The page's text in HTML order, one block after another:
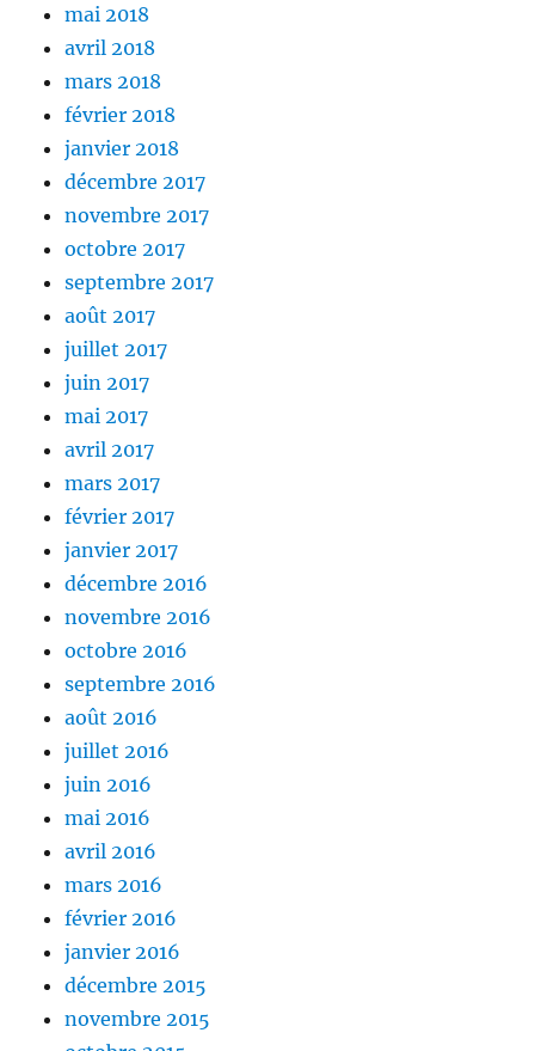
mai 2018
avril 2018
mars 2018
février 2018
janvier 2018
décembre 2017
novembre 2017
octobre 2017
septembre 2017
août 2017
juillet 2017
juin 2017
mai 2017
avril 2017
mars 2017
février 2017
janvier 2017
décembre 2016
novembre 2016
octobre 2016
septembre 2016
août 2016
juillet 2016
juin 2016
mai 2016
avril 2016
mars 2016
février 2016
janvier 2016
décembre 2015
novembre 2015